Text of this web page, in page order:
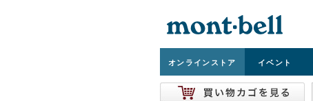
オンラインストア イベント